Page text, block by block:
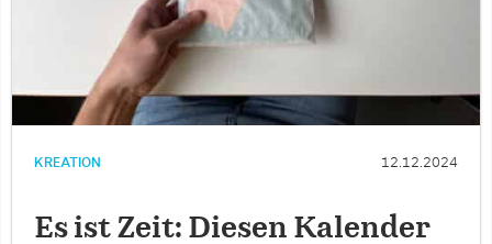
KREATION 12.12.2024
Es ist Zeit: Diesen Kalender